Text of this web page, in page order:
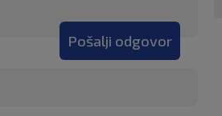
Pošalji odgovor